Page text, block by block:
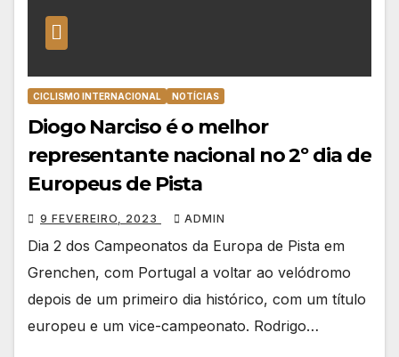
CICLISMO INTERNACIONAL NOTÍCIAS
Diogo Narciso é o melhor
representante nacional no 2º dia de
Europeus de Pista
9 FEVEREIRO, 2023 ADMIN
Dia 2 dos Campeonatos da Europa de Pista em
Grenchen, com Portugal a voltar ao velódromo
depois de um primeiro dia histórico, com um título
europeu e um vice-campeonato. Rodrigo…